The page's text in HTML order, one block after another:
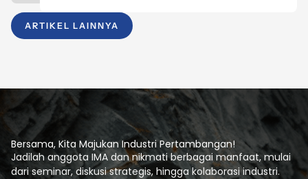
ARTIKEL LAINNYA
Bersama, Kita Majukan Industri Pertambangan!
Jadilah anggota IMA dan nikmati berbagai manfaat, mulai
dari seminar, diskusi strategis, hingga kolaborasi industri.